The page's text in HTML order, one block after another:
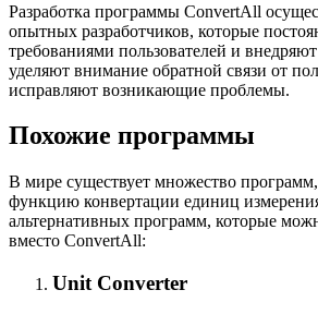
Разработка программы ConvertAll
опытных разработчиков, которые
требованиями пользователей и
уделяют внимание обратной связи от
исправляют возникающие проблемы.
Похожие программы
В мире существует множество
функцию конвертации единиц
альтернативных программ, которые
вместо ConvertAll:
Unit Converter